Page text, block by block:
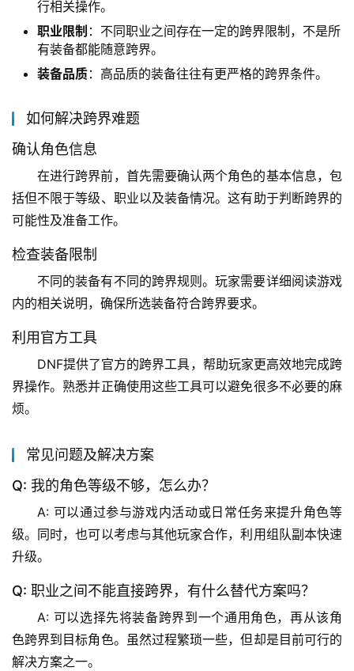
行相关操作。
职业限制 ：不同职业之间存在一定的跨界限制，不是所
有装备都能随意跨界。
装备品质：高品质的装备往往有更严格的跨界条件。
如何解决跨界难题
确认角色信息
在进行跨界前，首先需要确认两个角色的基本信息，包
括但不限于等级、职业以及装备情况。这有助于判断跨界的
可能性及准备工作。
检查装备限制
不同的装备有不同的跨界规则。玩家需要详细阅读游戏
内的相关说明，确保所选装备符合跨界要求。
利用官方工具
DNF提供了官方的跨界工具，帮助玩家更高效地完成跨
界操作。熟悉并正确使用这些工具可以避免很多不必要的麻
烦。
常见问题及解决方案
Q: 我的角色等级不够，怎么办？
A: 可以通过参与游戏内活动或日常任务来提升角色等
级。同时，也可以考虑与其他玩家合作，利用组队副本快速
升级。
Q: 职业之间不能直接跨界，有什么替代方案吗？
A: 可以选择先将装备跨界到一个通用角色，再从该角
色跨界到目标角色。虽然过程繁琐一些，但却是目前可行的
解决方案之一。